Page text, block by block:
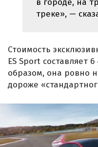
в городе, на
треке», —
Стоимость
ES Sport составляет
образом, она ровно
дороже